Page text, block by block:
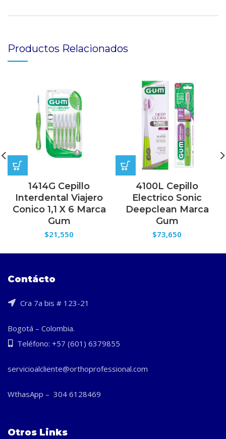
Productos Relacionados
1414G Cepillo
Interdental Viajero
Conico 1,1 X 6 Marca
Gum
$21,550
4100L Cepillo
Electrico Sonic
Deepclean Marca
Gum
$73,650
Contácto
Cra 7a bis # 123-21
Bogotá – Colombia.
Teléfono: +57 (601) 6379855
servicioalcliente@orthoprofessional.com
WthasApp – 304 6128469
Otros Links